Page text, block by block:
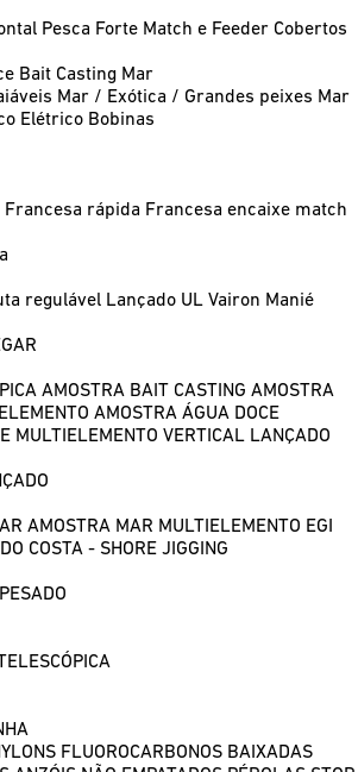
Pesca Forte Match e Feeder Cobertos
Bait Casting Mar
Mar / Exótica / Grandes peixes Mar
Elétrico Bobinas
Francesa rápida Francesa encaixe match
regulável Lançado UL Vairon Manié
AMOSTRA BAIT CASTING AMOSTRA
AMOSTRA ÁGUA DOCE
MULTIELEMENTO VERTICAL LANÇADO
AMOSTRA MAR MULTIELEMENTO EGI
COSTA - SHORE JIGGING
FLUOROCARBONOS BAIXADAS